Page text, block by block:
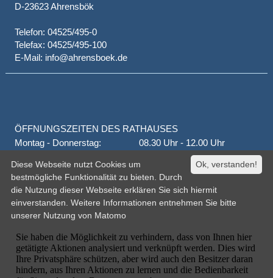
D-23623 Ahrensbök
Telefon: 04525/495-0
Telefax: 04525/495-100
E-Mail: info@ahrensboek.de
ÖFFNUNGSZEITEN DES RATHAUSES
Montag - Donnerstag:
08.30 Uhr - 12.00 Uhr
14.00 Uhr - 18.00 Uhr
jeden 1. und 3. Montag
16.00 Uhr - 18.00 Uhr
Freitag
geschlossen
oder nach Vereinbarung
Ok, verstanden!
Diese Webseite nutzt Cookies um
bestmögliche Funktionalität zu bieten. Durch
die Nutzung dieser Webseite erklären Sie sich hiermit
einverstanden. Weitere Informationen entnehmen Sie bitte
unserer Nutzung von Matomo